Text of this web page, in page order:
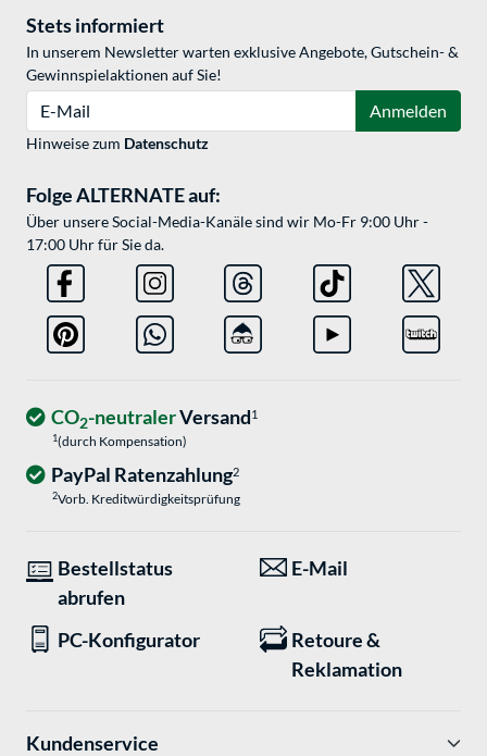
Stets informiert
In unserem Newsletter warten exklusive Angebote, Gutschein- &
Gewinnspielaktionen auf Sie!
Anmelden
Hinweise zum Datenschutz
Folge ALTERNATE auf:
Über unsere Social-Media-Kanäle sind wir Mo-Fr 9:00 Uhr -
17:00 Uhr für Sie da.
CO2-neutralerVersand1
1(durch Kompensation)
PayPal Ratenzahlung2
2Vorb. Kreditwürdigkeitsprüfung
Bestellstatus
abrufen
E-Mail
PC-Konfigurator
Retoure &
Reklamation
Kundenservice